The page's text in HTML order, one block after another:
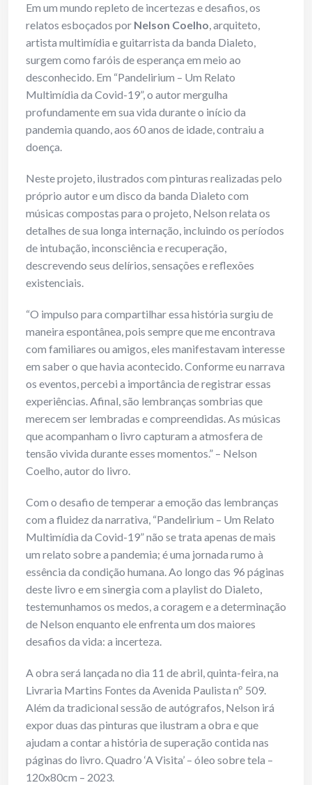
Em um mundo repleto de incertezas e desafios, os
relatos esboçados por Nelson Coelho, arquiteto,
artista multimídia e guitarrista da banda Dialeto,
surgem como faróis de esperança em meio ao
desconhecido. Em “Pandelirium – Um Relato
Multimídia da Covid-19”, o autor mergulha
profundamente em sua vida durante o início da
pandemia quando, aos 60 anos de idade, contraiu a
doença.
Neste projeto, ilustrados com pinturas realizadas pelo
próprio autor e um disco da banda Dialeto com
músicas compostas para o projeto, Nelson relata os
detalhes de sua longa internação, incluindo os períodos
de intubação, inconsciência e recuperação,
descrevendo seus delírios, sensações e reflexões
existenciais.
“O impulso para compartilhar essa história surgiu de
maneira espontânea, pois sempre que me encontrava
com familiares ou amigos, eles manifestavam interesse
em saber o que havia acontecido. Conforme eu narrava
os eventos, percebi a importância de registrar essas
experiências. Afinal, são lembranças sombrias que
merecem ser lembradas e compreendidas. As músicas
que acompanham o livro capturam a atmosfera de
tensão vivida durante esses momentos.” – Nelson
Coelho, autor do livro.
Com o desafio de temperar a emoção das lembranças
com a fluidez da narrativa, “Pandelirium – Um Relato
Multimídia da Covid-19” não se trata apenas de mais
um relato sobre a pandemia; é uma jornada rumo à
essência da condição humana. Ao longo das 96 páginas
deste livro e em sinergia com a playlist do Dialeto,
testemunhamos os medos, a coragem e a determinação
de Nelson enquanto ele enfrenta um dos maiores
desafios da vida: a incerteza.
A obra será lançada no dia 11 de abril, quinta-feira, na
Livraria Martins Fontes da Avenida Paulista nº 509.
Além da tradicional sessão de autógrafos, Nelson irá
expor duas das pinturas que ilustram a obra e que
ajudam a contar a história de superação contida nas
páginas do livro. Quadro ‘A Visita’ – óleo sobre tela –
120x80cm – 2023.